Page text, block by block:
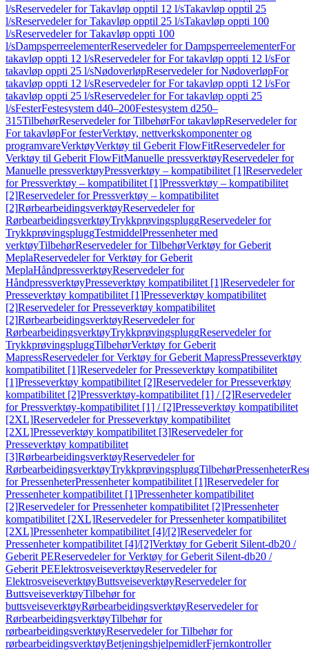
l/sReservedeler for Takavløp opptil 12 l/sTakavløp opptil 25
l/sReservedeler for Takavløp opptil 25 l/sTakavløp oppti 100
l/sReservedeler for Takavløp oppti 100
l/sDampsperreelementerReservedeler for DampsperreelementerFor
takavløp oppti 12 l/sReservedeler for For takavløp oppti 12 l/sFor
takavløp oppti 25 l/sNødoverløpReservedeler for NødoverløpFor
takavløp oppti 12 l/sReservedeler for For takavløp oppti 12 l/sFor
takavløp oppti 25 l/sReservedeler for For takavløp oppti 25
l/sFesterFestesystem d40–200Festesystem d250–
315TilbehørReservedeler for TilbehørFor takavløpReservedeler for
For takavløpFor festerVerktøy, nettverkskomponenter og
programvareVerktøyVerktøy til Geberit FlowFitReservedeler for
Verktøy til Geberit FlowFitManuelle pressverktøyReservedeler for
Manuelle pressverktøyPressverktøy – kompatibilitet [1]Reservedeler
for Pressverktøy – kompatibilitet [1]Pressverktøy – kompatibilitet
[2]Reservedeler for Pressverktøy – kompatibilitet
[2]RørbearbeidingsverktøyReservedeler for
RørbearbeidingsverktøyTrykkprøvingspluggReservedeler for
TrykkprøvingspluggTestmiddelPressenheter med
verktøyTilbehørReservedeler for TilbehørVerktøy for Geberit
MeplaReservedeler for Verktøy for Geberit
MeplaHåndpressverktøyReservedeler for
HåndpressverktøyPresseverktøy kompatibilitet [1]Reservedeler for
Presseverktøy kompatibilitet [1]Presseverktøy kompatibilitet
[2]Reservedeler for Presseverktøy kompatibilitet
[2]RørbearbeidingsverktøyReservedeler for
RørbearbeidingsverktøyTrykkprøvingspluggReservedeler for
TrykkprøvingspluggTilbehørVerktøy for Geberit
MapressReservedeler for Verktøy for Geberit MapressPresseverktøy
kompatibilitet [1]Reservedeler for Presseverktøy kompatibilitet
[1]Presseverktøy kompatibilitet [2]Reservedeler for Presseverktøy
kompatibilitet [2]Pressverktøy-kompatibilitet [1] / [2]Reservedeler
for Pressverktøy-kompatibilitet [1] / [2]Presseverktøy kompatibilitet
[2XL]Reservedeler for Presseverktøy kompatibilitet
[2XL]Presseverktøy kompatibilitet [3]Reservedeler for
Presseverktøy kompatibilitet
[3]RørbearbeidingsverktøyReservedeler for
RørbearbeidingsverktøyTrykkprøvingspluggTilbehørPressenheter
for PressenheterPressenheter kompatibilitet [1]Reservedeler for
Pressenheter kompatibilitet [1]Pressenheter kompatibilitet
[2]Reservedeler for Pressenheter kompatibilitet [2]Pressenheter
kompatibilitet [2XL]Reservedeler for Pressenheter kompatibilitet
[2XL]Pressenheter kompatibilitet [4]/[2]Reservedeler for
Pressenheter kompatibilitet [4]/[2]Verktøy for Geberit Silent-db20 /
Geberit PEReservedeler for Verktøy for Geberit Silent-db20 /
Geberit PEElektrosveiseverktøyReservedeler for
ElektrosveiseverktøyButtsveiseverktøyReservedeler for
ButtsveiseverktøyTilbehør for
buttsveiseverktøyRørbearbeidingsverktøyReservedeler for
RørbearbeidingsverktøyTilbehør for
rørbearbeidingsverktøyReservedeler for Tilbehør for
rørbearbeidingsverktøyBetjeningshjelpemidlerFjernkontroller